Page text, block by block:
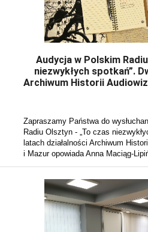
Audycja w Polskim
niezwykłych spotkań”.
Archiwum Historii
Zapraszamy Państwa do
Radiu Olsztyn - „To czas
latach działalności Archiwum
i Mazur opowiada Anna Maciąg-